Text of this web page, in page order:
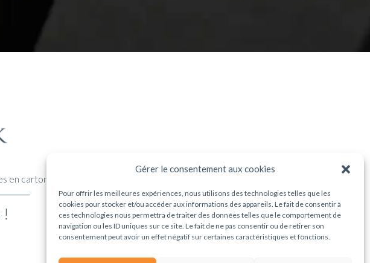
Gérer le consentement aux cookies
Pour offrir les meilleures expériences, nous utilisons des technologies telles que les
cookies pour stocker et/ou accéder aux informations des appareils. Le fait de consentir à
ces technologies nous permettra de traiter des données telles que le comportement de
navigation ou les ID uniques sur ce site. Le fait de ne pas consentir ou de retirer son
consentement peut avoir un effet négatif sur certaines caractéristiques et fonctions.
en carton depuis 1953